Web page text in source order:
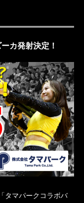
カ発射決定！
タマパークコラボバ